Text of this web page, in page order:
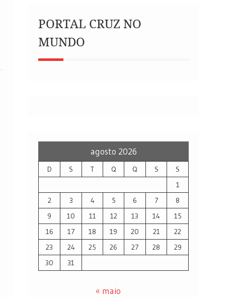
PORTAL CRUZ NO
MUNDO
agosto 2026
D S T Q Q S
S
1
2
3 4 5 6 7
8
9
10 11 12 13 14
15
16
17 18 19 20 21
22
23
24 25 26 27 28
29
30
31
« maio